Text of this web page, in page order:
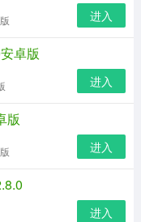
进入
卓版
进入
版
进入
进入